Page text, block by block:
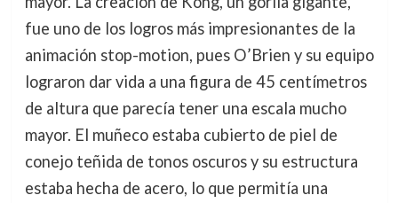
fue uno de los logros más impresionantes de la
animación stop-motion, pues O’Brien y su equipo
lograron dar vida a una figura de 45 centímetros
de altura que parecía tener una escala mucho
mayor. El muñeco estaba cubierto de piel de
conejo teñida de tonos oscuros y su estructura
estaba hecha de acero, lo que permitía una